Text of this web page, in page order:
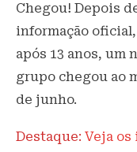
Chegou! Depois
informação oficial,
após 13 anos,
grupo chegou ao
de junho.
Destaque: Veja os